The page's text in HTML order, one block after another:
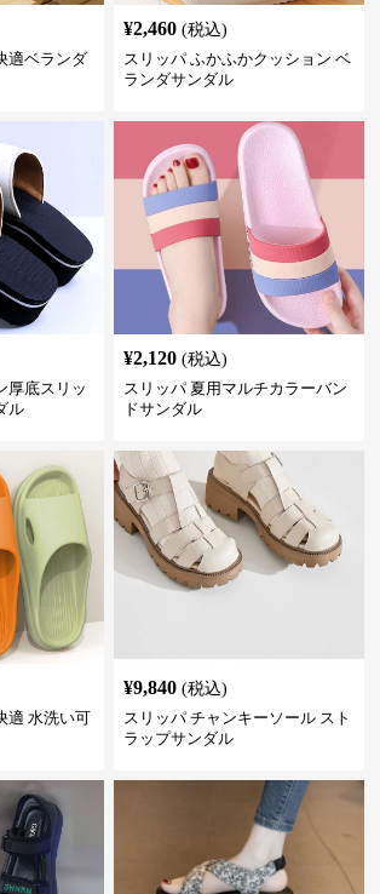
適ベランダ
¥2,460 (税込)
スリッパ ふかふかクッション ベ
ランダサンダル
厚底スリッ
ル
¥2,120 (税込)
スリッパ 夏用マルチカラーバン
ドサンダル
適 水洗い可
¥9,840 (税込)
スリッパ チャンキーソール スト
ラップサンダル